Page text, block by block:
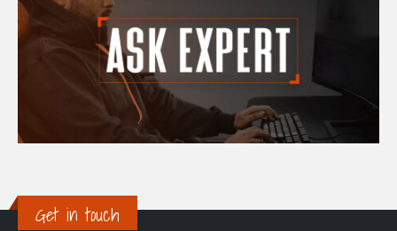
Get in touch